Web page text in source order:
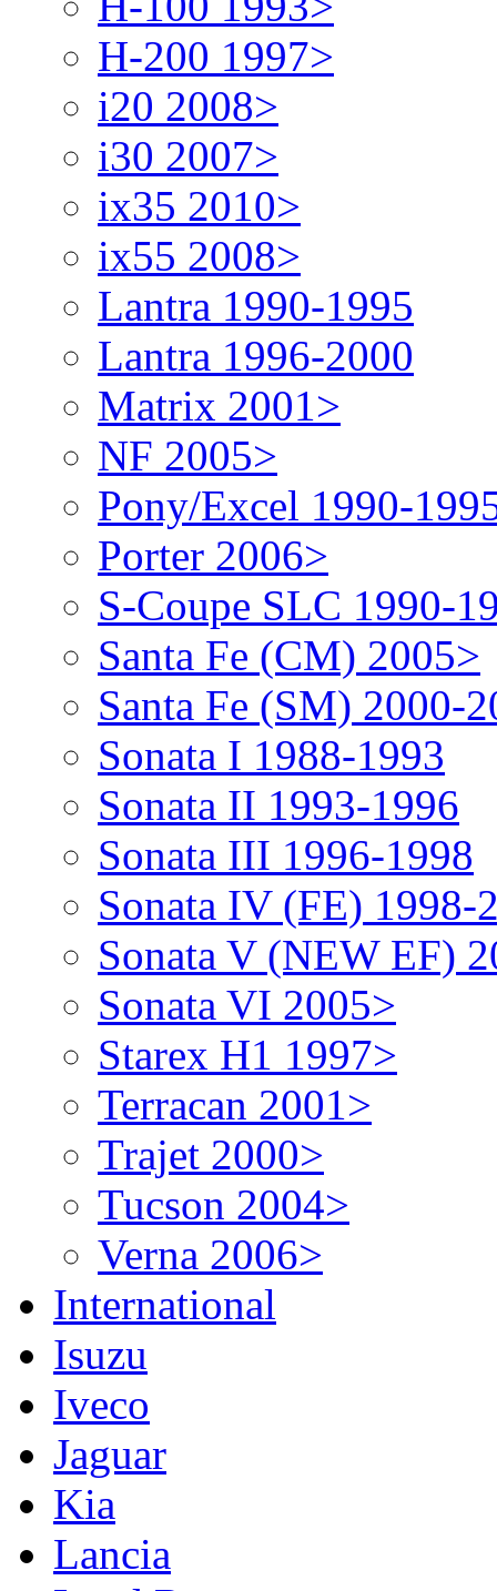
H-200 1997>
i20 2008>
i30 2007>
ix35 2010>
ix55 2008>
Lantra 1990-1995
Lantra 1996-2000
Matrix 2001>
NF 2005>
Pony/Excel 1990-
Porter 2006>
S-Coupe SLC 1990-
Santa Fe (CM) 2005>
Santa Fe (SM) 2000-
Sonata I 1988-1993
Sonata II 1993-1996
Sonata III 1996-1998
Sonata IV (FE) 1998-
Sonata V (NEW EF)
Sonata VI 2005>
Starex H1 1997>
Terracan 2001>
Trajet 2000>
Tucson 2004>
Verna 2006>
International
Isuzu
Iveco
Jaguar
Kia
Lancia